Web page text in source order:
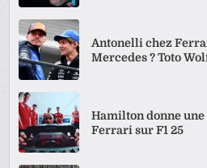
Antonelli chez
Mercedes ? Toto
Hamilton donne
Ferrari sur F1 25